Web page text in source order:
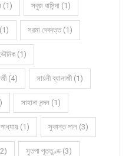
(1) সবুজ বাসিন্দা (1)
সরমা দেবদত্ত (1)
(1)
(4) সায়নী ব্যানার্জী (1)
সাহানা নন্দন (1)
(1) সুকান্ত পাল (3)
সুতপা পূততুণ্ড (3)